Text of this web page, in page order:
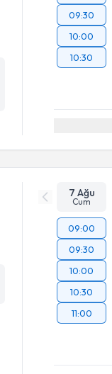
09:30
10:00
10:30
7 Ağu
Cum
09:00
09:30
10:00
10:30
11:00